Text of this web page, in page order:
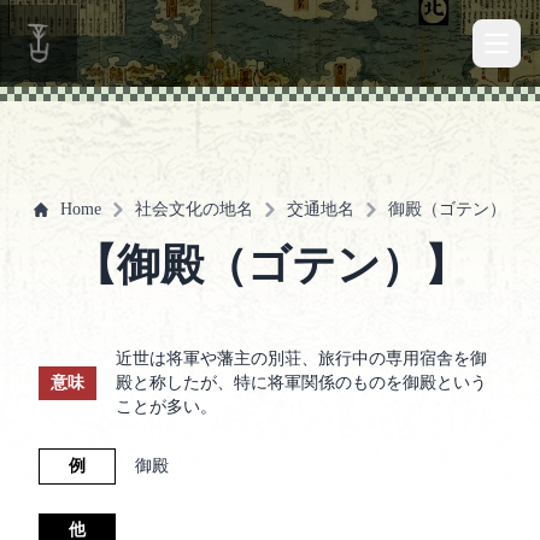
Home 社会文化の地名 交通地名 御殿（ゴテン）
【御殿（ゴテン）】
意味
近世は将軍や藩主の別荘、旅行中の専用宿舎を御
殿と称したが、特に将軍関係のものを御殿という
ことが多い。
例 御殿
他